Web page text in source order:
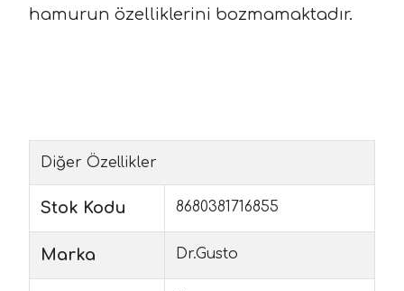
hamurun özelliklerini bozmamaktadır.
Diğer Özellikler
Stok Kodu 8680381716855
Marka Dr.Gusto